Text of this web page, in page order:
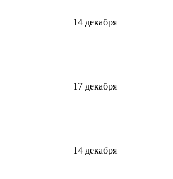
14 декабря
17 декабря
14 декабря